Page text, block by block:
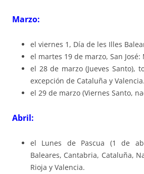
Marzo:
el viernes 1, Día de les Illes
el martes 19 de marzo, San
el 28 de marzo (Jueves Santo),
excepción de Cataluña y Valencia.
el 29 de marzo (Viernes Santo,
Abril:
el Lunes de Pascua (1 de
Baleares, Cantabria, Cataluña,
Rioja y Valencia.